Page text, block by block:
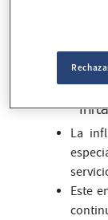
espera que el
Europa y
La
Este